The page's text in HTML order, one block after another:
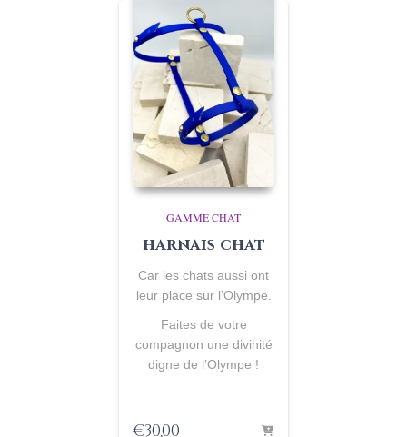
GAMME CHAT
harnais chat
Car les chats aussi ont
leur place sur l’Olympe.
Faites de votre
compagnon une divinité
digne de l’Olympe !
€30,00